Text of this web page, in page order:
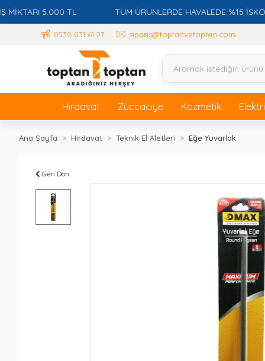
5.000 TL TÜM ÜRÜNLERDE HAVALEDE %15
0530 031 61 27 siparis@toptanvetoptan.com
Hırdavat Züccaciye Kozmetik
Ana Sayfa Hırdavat Teknik El Aletleri Eğe Yuvarlak
Geri Dön